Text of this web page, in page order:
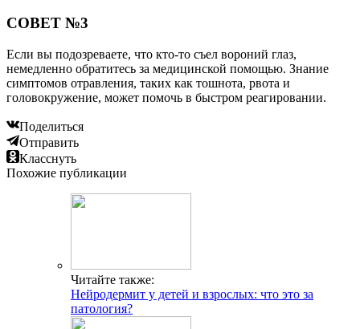
СОВЕТ №3
Если вы подозреваете, что кто-то съел вороний глаз,
немедленно обратитесь за медицинской помощью. Знание
симптомов отравления, таких как тошнота, рвота и
головокружение, может помочь в быстром реагировании.
Поделиться
Отправить
Класснуть
Похожие публикации
Читайте также:
Нейродермит у детей и взрослых: что это за
патология?